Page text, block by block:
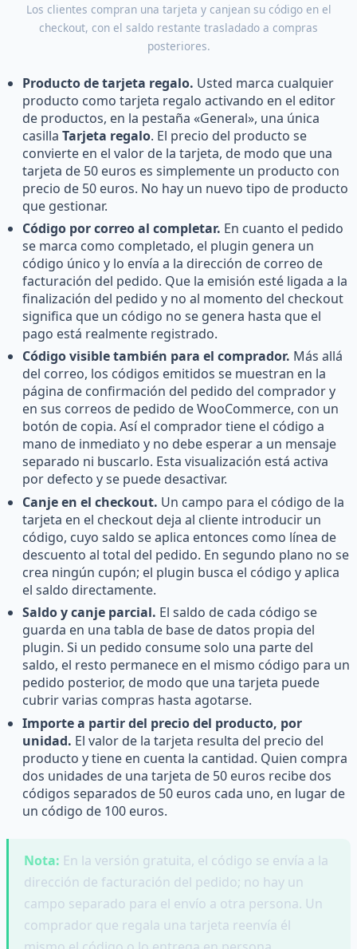
Los clientes compran una tarjeta y canjean su código en el
checkout, con el saldo restante trasladado a compras
posteriores.
Producto de tarjeta regalo. Usted marca cualquier
producto como tarjeta regalo activando en el editor
de productos, en la pestaña «General», una única
casilla Tarjeta regalo. El precio del producto se
convierte en el valor de la tarjeta, de modo que una
tarjeta de 50 euros es simplemente un producto con
precio de 50 euros. No hay un nuevo tipo de producto
que gestionar.
Código por correo al completar. En cuanto el pedido
se marca como completado, el plugin genera un
código único y lo envía a la dirección de correo de
facturación del pedido. Que la emisión esté ligada a la
finalización del pedido y no al momento del checkout
significa que un código no se genera hasta que el
pago está realmente registrado.
Código visible también para el comprador. Más allá
del correo, los códigos emitidos se muestran en la
página de confirmación del pedido del comprador y
en sus correos de pedido de WooCommerce, con un
botón de copia. Así el comprador tiene el código a
mano de inmediato y no debe esperar a un mensaje
separado ni buscarlo. Esta visualización está activa
por defecto y se puede desactivar.
Canje en el checkout. Un campo para el código de la
tarjeta en el checkout deja al cliente introducir un
código, cuyo saldo se aplica entonces como línea de
descuento al total del pedido. En segundo plano no se
crea ningún cupón; el plugin busca el código y aplica
el saldo directamente.
Saldo y canje parcial. El saldo de cada código se
guarda en una tabla de base de datos propia del
plugin. Si un pedido consume solo una parte del
saldo, el resto permanece en el mismo código para un
pedido posterior, de modo que una tarjeta puede
cubrir varias compras hasta agotarse.
Importe a partir del precio del producto, por
unidad. El valor de la tarjeta resulta del precio del
producto y tiene en cuenta la cantidad. Quien compra
dos unidades de una tarjeta de 50 euros recibe dos
códigos separados de 50 euros cada uno, en lugar de
un código de 100 euros.
Nota: En la versión gratuita, el código se envía a la
dirección de facturación del pedido; no hay un
campo separado para el envío a otra persona. Un
comprador que regala una tarjeta reenvía él